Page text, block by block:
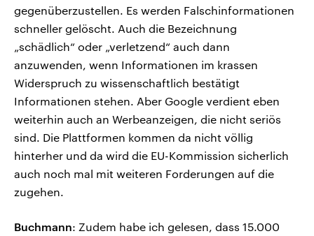
gegenüberzustellen. Es werden Falschinformationen
schneller gelöscht. Auch die Bezeichnung
„schädlich“ oder „verletzend“ auch dann
anzuwenden, wenn Informationen im krassen
Widerspruch zu wissenschaftlich bestätigt
Informationen stehen. Aber Google verdient eben
weiterhin auch an Werbeanzeigen, die nicht seriös
sind. Die Plattformen kommen da nicht völlig
hinterher und da wird die EU-Kommission sicherlich
auch noch mal mit weiteren Forderungen auf die
zugehen.
Buchmann: Zudem habe ich gelesen, dass 15.000